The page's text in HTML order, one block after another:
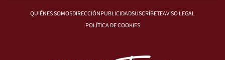
QUIÉNES SOMOSDIRECCIÓNPUBLICIDADSUSCRÍBETEAVISO LEGAL
POLÍTICA DE COOKIES